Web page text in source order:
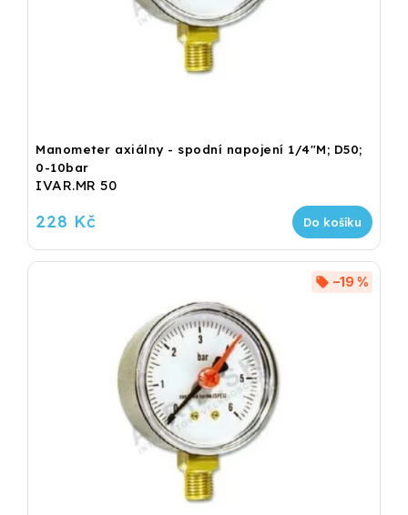
Manometer axiálny - spodní napojení 1/4"M; D50;
0-10bar
IVAR.MR 50
228 Kč Do košíku
–19 %